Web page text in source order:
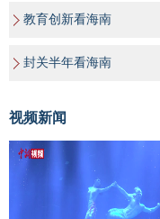
教育创新看海南
封关半年看海南
视频新闻